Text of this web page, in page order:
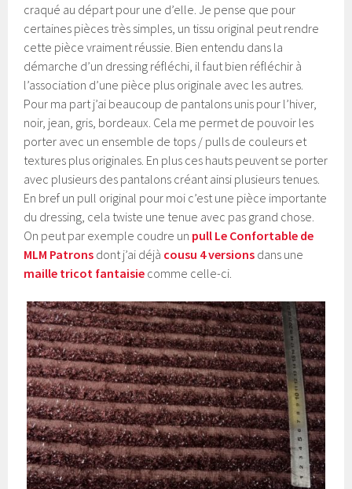
craqué au départ pour une d’elle. Je pense que pour
certaines pièces très simples, un tissu original peut rendre
cette pièce vraiment réussie. Bien entendu dans la
démarche d’un dressing réfléchi, il faut bien réfléchir à
l’association d’une pièce plus originale avec les autres.
Pour ma part j’ai beaucoup de pantalons unis pour l’hiver,
noir, jean, gris, bordeaux. Cela me permet de pouvoir les
porter avec un ensemble de tops / pulls de couleurs et
textures plus originales. En plus ces hauts peuvent se porter
avec plusieurs des pantalons créant ainsi plusieurs tenues.
En bref un pull original pour moi c’est une pièce importante
du dressing, cela twiste une tenue avec pas grand chose.
On peut par exemple coudre un pull Le Confortable de
MLM Patrons dont j’ai déjà cousu 4 versions dans une
maille tricot fantaisie comme celle-ci.